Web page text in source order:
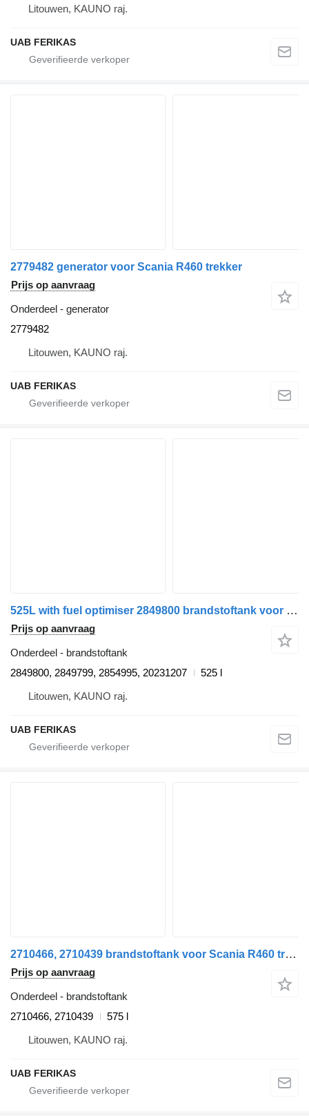
Litouwen, KAUNO raj.
UAB FERIKAS
2779482 generator voor Scania R460 trekker
Prijs op aanvraag
Onderdeel - generator
2779482
Litouwen, KAUNO raj.
UAB FERIKAS
525L with fuel optimiser 2849800 brandstoftank voor Scania R460 trekker
Prijs op aanvraag
Onderdeel - brandstoftank
2849800, 2849799, 2854995, 20231207
525 l
Litouwen, KAUNO raj.
UAB FERIKAS
2710466, 2710439 brandstoftank voor Scania R460 trekker
Prijs op aanvraag
Onderdeel - brandstoftank
2710466, 2710439
575 l
Litouwen, KAUNO raj.
UAB FERIKAS